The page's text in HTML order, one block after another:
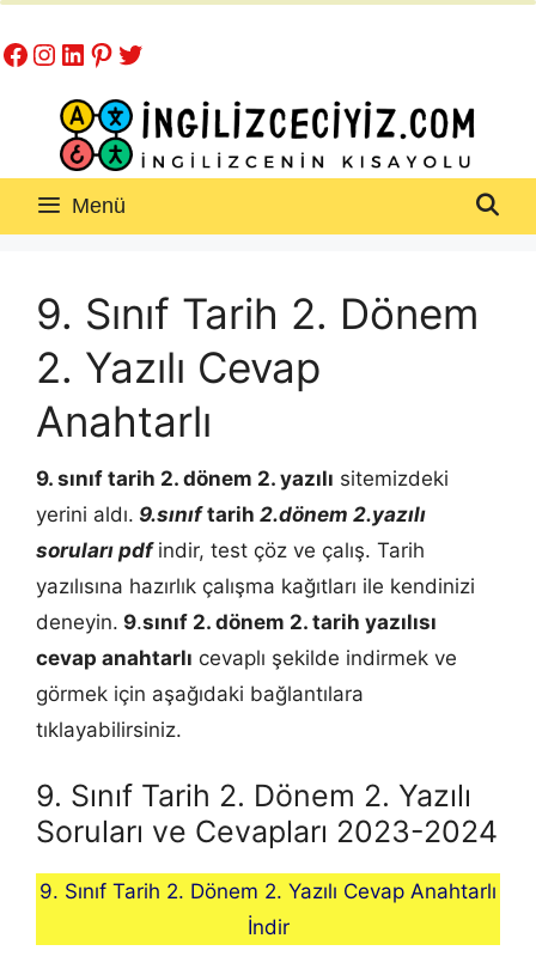
atla
Facebook
Instagram
LinkedIn
Pinterest
Twitter
Menü
9. Sınıf Tarih 2. Dönem
2. Yazılı Cevap
Anahtarlı
9. sınıf tarih 2. dönem 2. yazılı sitemizdeki
yerini aldı. 9.sınıftarih 2.dönem 2.yazılı
soruları pdf indir, test çöz ve çalış. Tarih
yazılısına hazırlık çalışma kağıtları ile kendinizi
deneyin. 9.sınıf 2. dönem 2. tarih yazılısı
cevap anahtarlı cevaplı şekilde indirmek ve
görmek için aşağıdaki bağlantılara
tıklayabilirsiniz.
9. Sınıf Tarih 2. Dönem 2. Yazılı
Soruları ve Cevapları 2023-2024
9. Sınıf Tarih 2. Dönem 2. Yazılı Cevap Anahtarlı
İndir